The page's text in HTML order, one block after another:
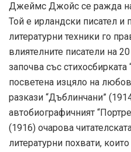
Джеймс Джойс се ражда
Той е ирландски писател и
литературни техники го
влиятелните писатели на
започва със
посветена изцяло на
разкази “Дъблинчани”
автобиографичният
(1916) очарова
литературни похвати,